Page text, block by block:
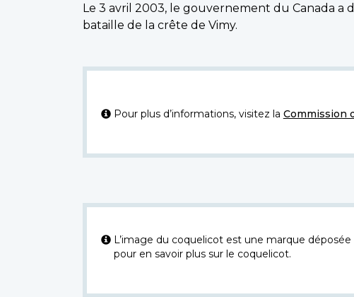
Le 3 avril 2003, le gouvernement du Canada
bataille de la crête de Vimy.
Pour plus d’informations, visitez la Commission
L’image du coquelicot est une marque
pour en savoir plus sur le coquelicot.